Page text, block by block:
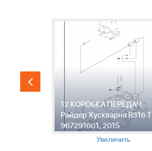
12 КОРОБКА ПЕРЕДАЧ
Райдер Хускварна R316 T
967291601, 2015
Увеличить